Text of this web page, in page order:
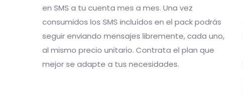
en SMS a tu cuenta mes a mes. Una vez
consumidos los SMS incluídos en el pack podrás
seguir enviando mensajes libremente, cada uno,
al mismo precio unitario. Contrata el plan que
mejor se adapte a tus necesidades.